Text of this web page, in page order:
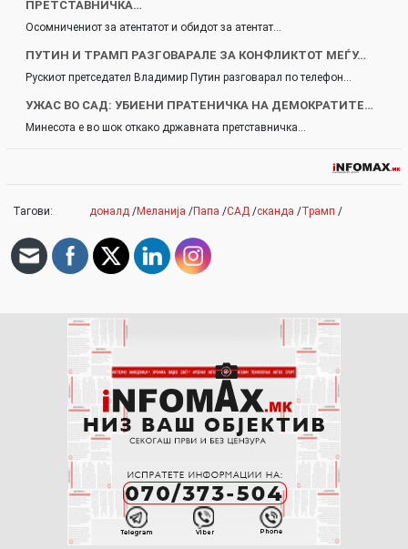
ПРЕТСТАВНИЧКА…
Осомничениот за атентатот и обидот за атентат…
ПУТИН И ТРАМП РАЗГОВАРАЛЕ ЗА КОНФЛИКТОТ МЕЃУ…
Рускиот претседател Владимир Путин разговарал по телефон…
УЖАС ВО САД: УБИЕНИ ПРАТЕНИЧКА НА ДЕМОКРАТИТЕ…
Минесота е во шок откако државната претставничка…
Тагови: доналд /Меланија /Папа /САД /сканда /Трамп /